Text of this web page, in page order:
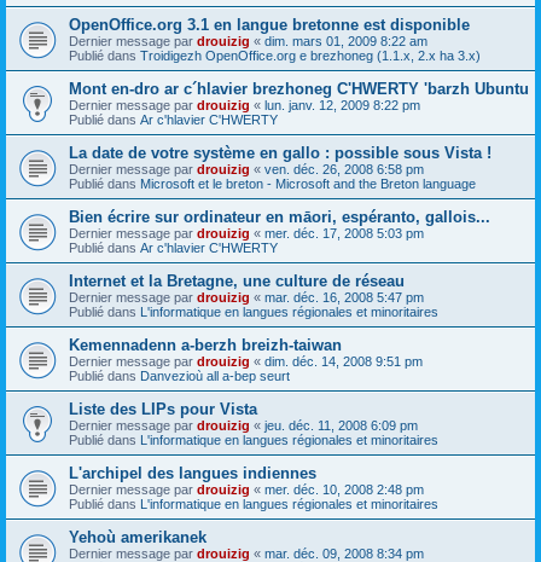
OpenOffice.org 3.1 en langue bretonne est disponible
Dernier message par drouizig « dim. mars 01, 2009 8:22 am
Publié dans Troidigezh OpenOffice.org e brezhoneg (1.1.x, 2.x ha 3.x)
Mont en-dro ar c´hlavier brezhoneg C'HWERTY 'barzh Ubuntu
Dernier message par drouizig « lun. janv. 12, 2009 8:22 pm
Publié dans Ar c'hlavier C'HWERTY
La date de votre système en gallo : possible sous Vista !
Dernier message par drouizig « ven. déc. 26, 2008 6:58 pm
Publié dans Microsoft et le breton - Microsoft and the Breton language
Bien écrire sur ordinateur en māori, espéranto, gallois...
Dernier message par drouizig « mer. déc. 17, 2008 5:03 pm
Publié dans Ar c'hlavier C'HWERTY
Internet et la Bretagne, une culture de réseau
Dernier message par drouizig « mar. déc. 16, 2008 5:47 pm
Publié dans L'informatique en langues régionales et minoritaires
Kemennadenn a-berzh breizh-taiwan
Dernier message par drouizig « dim. déc. 14, 2008 9:51 pm
Publié dans Danvezioù all a-bep seurt
Liste des LIPs pour Vista
Dernier message par drouizig « jeu. déc. 11, 2008 6:09 pm
Publié dans L'informatique en langues régionales et minoritaires
L'archipel des langues indiennes
Dernier message par drouizig « mer. déc. 10, 2008 2:48 pm
Publié dans L'informatique en langues régionales et minoritaires
Yehoù amerikanek
Dernier message par drouizig « mar. déc. 09, 2008 8:34 pm